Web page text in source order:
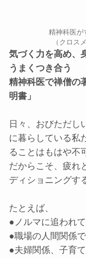
精神科医
（クロス
気づく力を高め、
うまくつき合う
精神科医で禅僧の
明書」
日々、おびただし
に暮らしている私
ることはもはや不
だからこそ、疲れ
ディショニングす
たとえば、
●ノルマに追われ
●職場の人間関係
●夫婦関係、子育